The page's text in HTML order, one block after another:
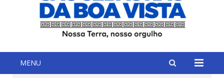
MENU